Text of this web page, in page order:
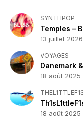
SYNTHPOP
Temples –
13 juillet 2026
VOYAGES
Danemark
18 août 2025
18 août 2025